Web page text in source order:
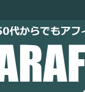
でもア
組むブログ初